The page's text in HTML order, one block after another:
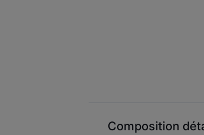
Composition